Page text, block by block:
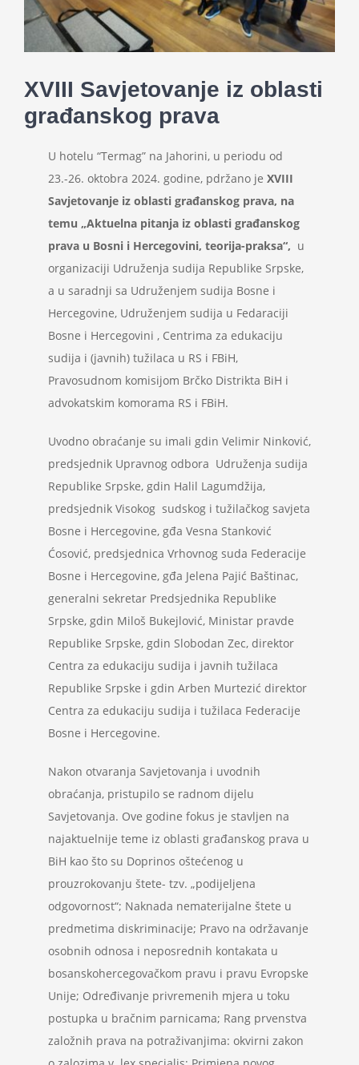
Projekti
Kontakt
XVIII Savjetovanje iz oblasti
građanskog prava
U hotelu “Termag” na Jahorini, u periodu od
23.-26. oktobra 2024. godine, pdržano je XVIII
Savjetovanje iz oblasti građanskog prava, na
temu „Aktuelna pitanja iz oblasti građanskog
prava u Bosni i Hercegovini, teorija-praksa“, u
organizaciji Udruženja sudija Republike Srpske,
a u saradnji sa Udruženjem sudija Bosne i
Hercegovine, Udruženjem sudija u Fedaraciji
Bosne i Hercegovini , Centrima za edukaciju
sudija i (javnih) tužilaca u RS i FBiH,
Pravosudnom komisijom Brčko Distrikta BiH i
advokatskim komorama RS i FBiH.
Uvodno obraćanje su imali gdin Velimir Ninković,
predsjednik Upravnog odbora Udruženja sudija
Republike Srpske, gdin Halil Lagumdžija,
predsjednik Visokog sudskog i tužilačkog savjeta
Bosne i Hercegovine, gđa Vesna Stanković
Ćosović, predsjednica Vrhovnog suda Federacije
Bosne i Hercegovine, gđa Jelena Pajić Baštinac,
generalni sekretar Predsjednika Republike
Srpske, gdin Miloš Bukejlović, Ministar pravde
Republike Srpske, gdin Slobodan Zec, direktor
Centra za edukaciju sudija i javnih tužilaca
Republike Srpske i gdin Arben Murtezić direktor
Centra za edukaciju sudija i tužilaca Federacije
Bosne i Hercegovine.
Nakon otvaranja Savjetovanja i uvodnih
obraćanja, pristupilo se radnom dijelu
Savjetovanja. Ove godine fokus je stavljen na
najaktuelnije teme iz oblasti građanskog prava u
BiH kao što su Doprinos oštećenog u
prouzrokovanju štete- tzv. „podijeljena
odgovornost“; Naknada nematerijalne štete u
predmetima diskriminacije; Pravo na održavanje
osobnih odnosa i neposrednih kontakata u
bosanskohercegovačkom pravu i pravu Evropske
Unije; Određivanje privremenih mjera u toku
postupka u bračnim parnicama; Rang prvenstva
založnih prava na potraživanjima: okvirni zakon